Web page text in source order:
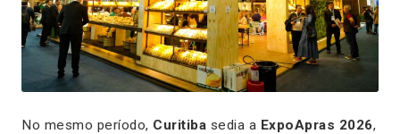
No mesmo período, Curitiba sedia a ExpoApras 2026,